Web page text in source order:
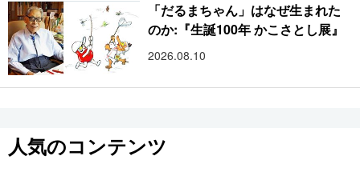
「だるまちゃん」はなぜ生まれた
のか:『生誕100年 かこさとし展』
2026.08.10
人気のコンテンツ